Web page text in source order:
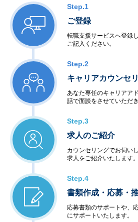
Step.1
ご登録
転職支援サービスへ登録
ご記入ください。
Step.2
キャリアカウンセ
あなた専任のキャリアア
話で面談をさせていただき
Step.3
求人のご紹介
カウンセリングでお伺い
求人をご紹介いたします。
Step.4
書類作成・応募・
応募書類のサポートや、
にサポートいたします。